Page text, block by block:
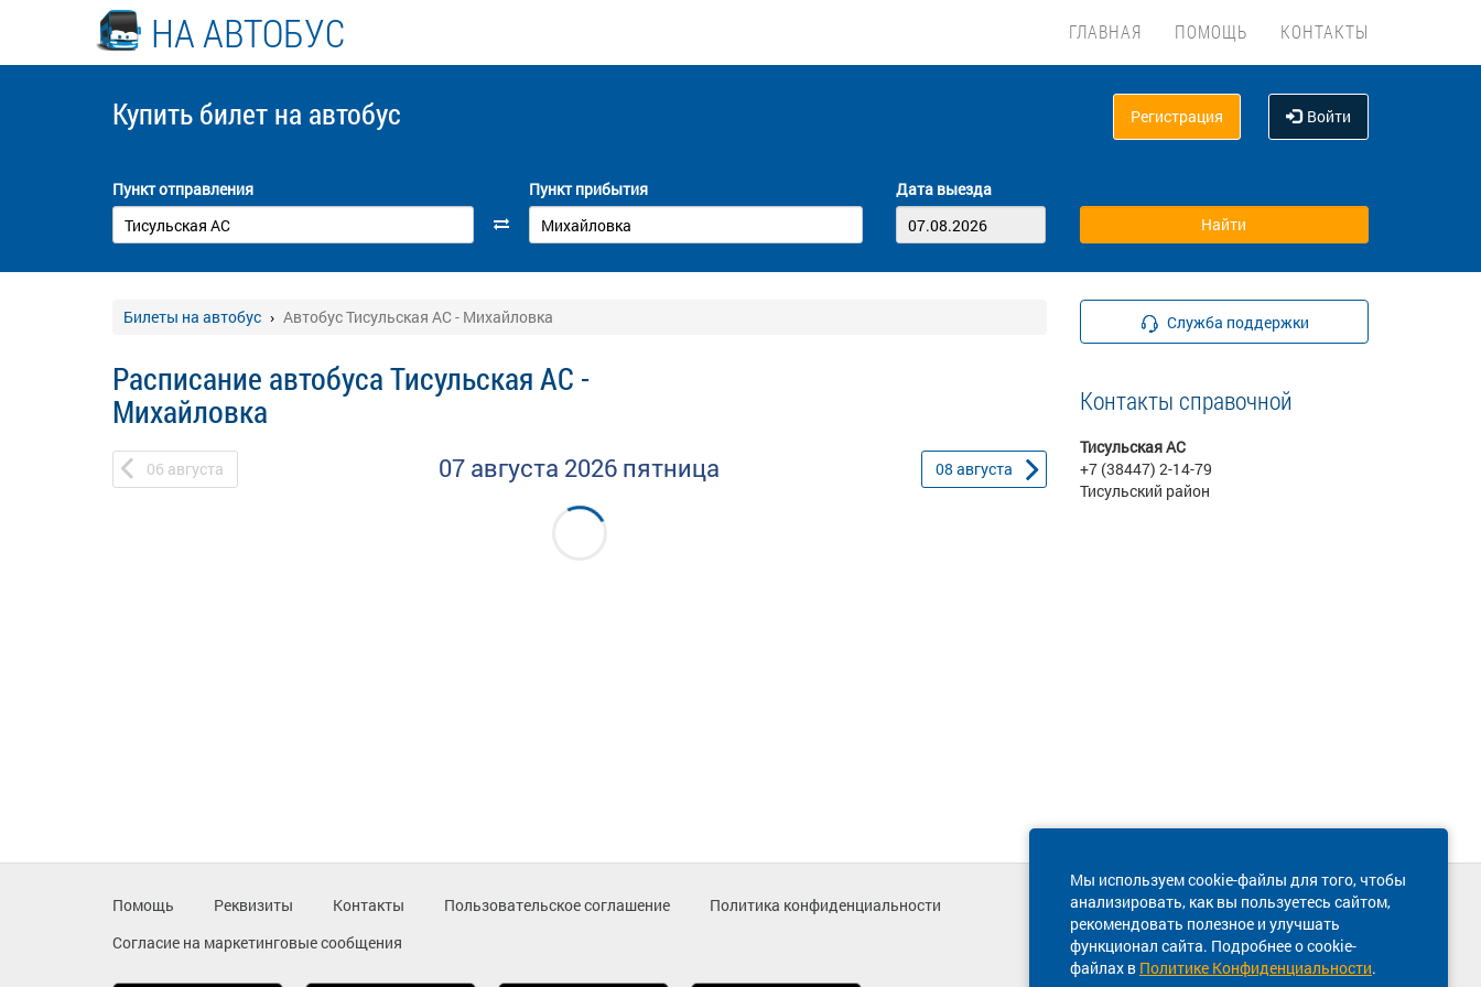
НА АВТОБУС ГЛАВНАЯ ПОМОЩЬ КОНТАКТЫ
Купить билет на автобус Регистрация Войти
Пункт отправления Пункт прибытия Дата выезда
Билеты на автобус Автобус Тисульская АС - Михайловка
Расписание автобуса Тисульская АС -
Михайловка
06 августа 07 августа 2026 пятница 08 августа
Служба поддержки
Контакты справочной
Тисульская АС
+7 (38447) 2-14-79
Тисульский район
Мы используем cookie-файлы для того, чтобы
анализировать, как вы пользуетесь сайтом,
рекомендовать полезное и улучшать
функционал сайта. Подробнее о cookie-
файлах в Политике Конфиденциальности.
Помощь Реквизиты Контакты Пользовательское соглашение
Политика конфиденциальности
Согласие на маркетинговые сообщения
Техническая поддержка сайта
8 800 600-03-38